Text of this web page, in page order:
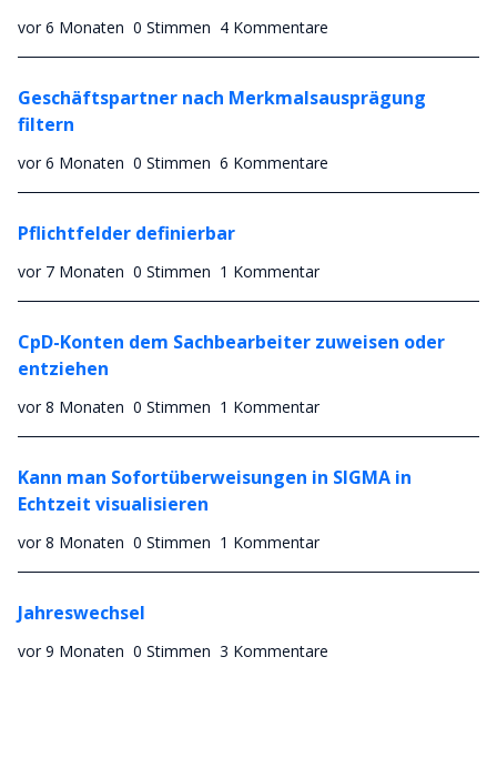
vor 6 Monaten 0 Stimmen 4 Kommentare
Geschäftspartner nach Merkmalsausprägung
filtern
vor 6 Monaten 0 Stimmen 6 Kommentare
Pflichtfelder definierbar
vor 7 Monaten 0 Stimmen 1 Kommentar
CpD-Konten dem Sachbearbeiter zuweisen oder
entziehen
vor 8 Monaten 0 Stimmen 1 Kommentar
Kann man Sofortüberweisungen in SIGMA in
Echtzeit visualisieren
vor 8 Monaten 0 Stimmen 1 Kommentar
Jahreswechsel
vor 9 Monaten 0 Stimmen 3 Kommentare